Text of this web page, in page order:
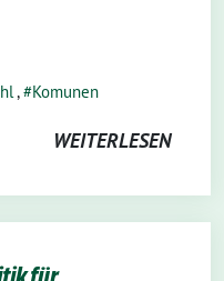
, Komunen
WEITERLESEN